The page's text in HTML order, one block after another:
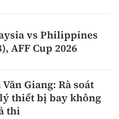
vs Philippines
AFF Cup 2026
Giang: Rà soát
thiết bị bay không
thi